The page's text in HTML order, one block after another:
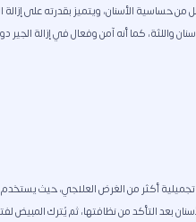
من حساسية الأسنان، ويتميز بقدرته على
واللثة، كما أنه آمن وفعال في إزالة الجير
تجميلية أكثر من الغرض العلاجي، حيث
بعد التأكد من نظافتها، ثم يُترك المبيض